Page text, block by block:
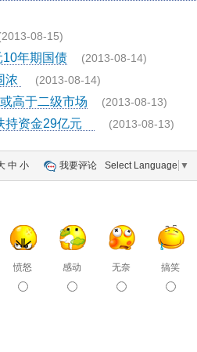
08-15)
年期国债 (2013-08-14)
浓 (2013-08-14)
高于二级市场 (2013-08-13)
持资金29亿元 (2013-08-13)
中 小 我要评论 Select Language ▼
愤怒 感动 无奈 搞笑